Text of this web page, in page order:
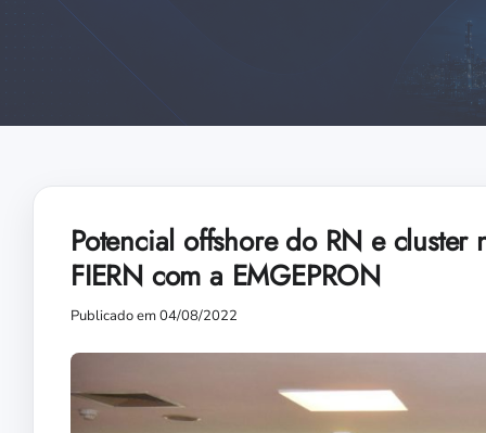
Potencial offshore do RN e
FIERN com a EMGEPRON
Publicado em 04/08/2022